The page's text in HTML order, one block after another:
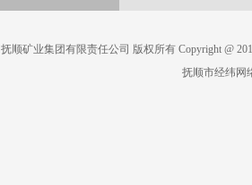
抚顺矿业集团有限责任公司 版权所有 Copyright @
抚顺市经纬网